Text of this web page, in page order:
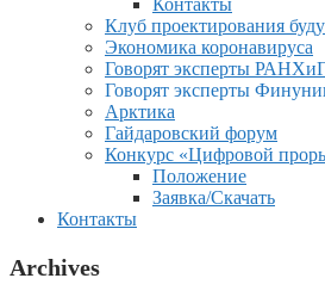
Контакты
Клуб проектирования
Экономика коронавируса
Говорят эксперты
Говорят эксперты
Арктика
Гайдаровский форум
Конкурс «Цифровой
Положение
Заявка/Скачать
Контакты
Archives